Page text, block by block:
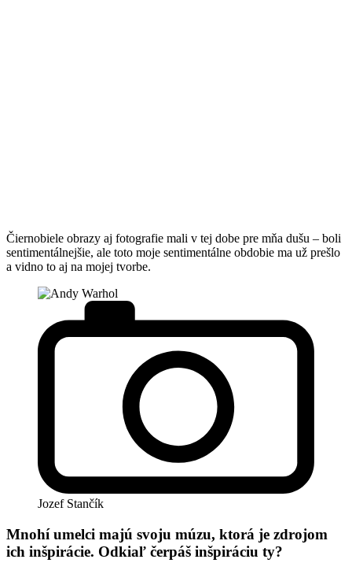
Čiernobiele obrazy aj fotografie mali v tej dobe pre mňa dušu – boli
sentimentálnejšie, ale toto moje sentimentálne obdobie ma už prešlo
a vidno to aj na mojej tvorbe.
Jozef Stančík
Mnohí umelci majú svoju múzu, ktorá je zdrojom
ich inšpirácie. Odkiaľ čerpáš inšpiráciu ty?